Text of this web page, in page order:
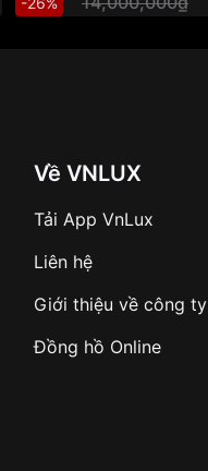
Về VNLUX
Tải App VnLux
Liên hệ
Giới thiệu về công ty
Đồng hồ Online